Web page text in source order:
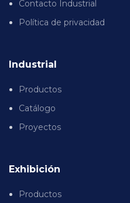
Contacto Industrial
Política de privacidad
Industrial
Productos
Catálogo
Proyectos
Exhibición
Productos